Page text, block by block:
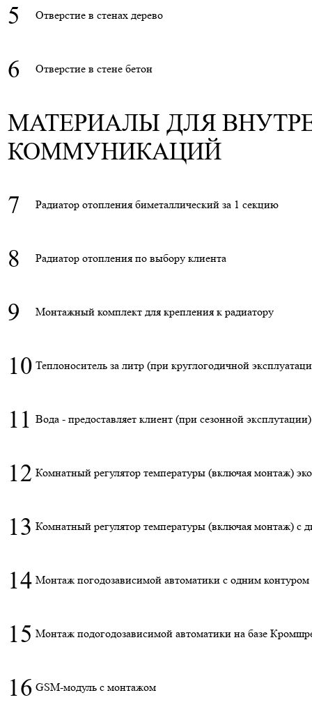
5 Отверстие в стенах дерево
6 Отверстие в стене бетон
МАТЕРИАЛЫ ДЛЯ
КОММУНИКАЦИЙ
7
Радиатор отопления биметаллический за 1 секцию
8 Радиатор отопления по выбору клиента
9 Монтажный комплект для крепления к радиатору
10 Теплоноситель за литр (при круглогодичной
11 Вода - предоставляет клиент (при сезонной эксплутации)
12 Комнатный регулятор температуры (включая монтаж)
13 Комнатный регулятор температуры (включая монтаж) с
14 Монтаж погодозависимой автоматики с одним контуром
15 Монтаж подогодозависимой автоматики на базе
16 GSM-модуль с монтажом